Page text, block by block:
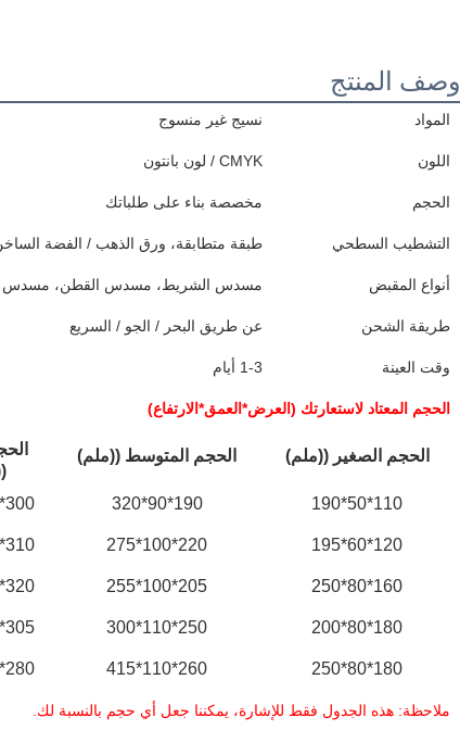
وصف المنتج
المواد نسيج غير منسوج
اللون CMYK / لون بانتون
الحجم مخصصة بناء على طلباتك
التشطيب السطحي طبقة متطابقة، ورق الذهب / الفضة
أنواع المقبض مسدس الشريط، مسدس القطن، مسدس
طريقة الشحن عن طريق البحر / الجو / السريع
وقت العينة 1-3 أيام
الحجم المعتاد لاستعارتك (العرض*العمق*الارتفاع)
الحجم الصغير ((ملم) الحجم المتوسط ((ملم)
110*50*190
190*90*320
300*130*415
120*60*195
220*100*275
310*130*415
160*80*250
205*100*255
320*140*450
180*80*200
250*110*300
305*150*405
180*80*250
260*110*415
280*130*350
ملاحظة: هذه الجدول فقط للإشارة، يمكننا جعل أي حجم بالنسبة لك.